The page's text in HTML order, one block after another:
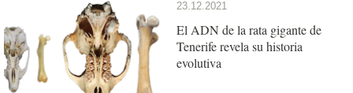
23.12.2021
El ADN de la rata gigante de
Tenerife revela su historia
evolutiva